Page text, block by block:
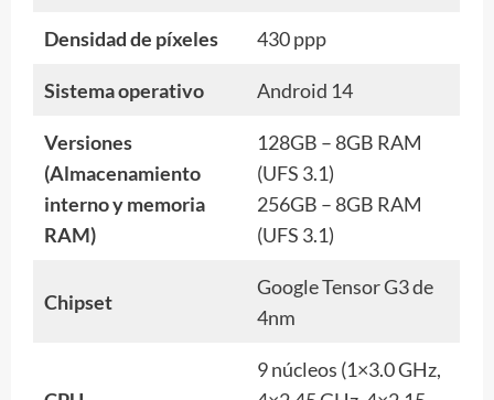
Densidad de píxeles 430 ppp
Sistema operativo Android 14
Versiones
(Almacenamiento
interno y memoria
RAM)
128GB – 8GB RAM
(UFS 3.1)
256GB – 8GB RAM
(UFS 3.1)
Chipset
Google Tensor G3 de
4nm
9 núcleos (1×3.0 GHz,